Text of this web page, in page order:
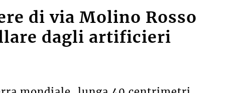
di via Molino Rosso
dagli artificieri